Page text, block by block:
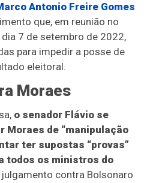
Antonio Freire Gomes
que, em reunião no
7 de setembro de 2022,
para impedir a posse de
eleitoral.
Moraes
o senador Flávio se
Moraes de “manipulação
ter supostas “provas”
todos os ministros do
contra Bolsonaro